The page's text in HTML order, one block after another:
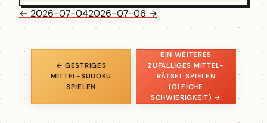
← 2026-07-042026-07-06 →
← GESTRIGES
MITTEL-SUDOKU
SPIELEN
EIN WEITERES
ZUFÄLLIGES MITTEL-
RÄTSEL SPIELEN
(GLEICHE
SCHWIERIGKEIT) →